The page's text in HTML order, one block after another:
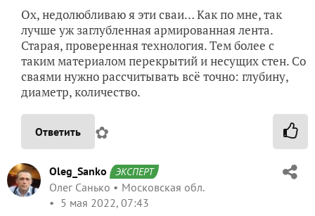
Ох, недолюбливаю я эти сваи… Как по мне, так
лучше уж заглубленная армированная лента.
Старая, проверенная технология. Тем более с
таким материалом перекрытий и несущих стен. Со
сваями нужно рассчитывать всё точно: глубину,
диаметр, количество.
Ответить ✿
Oleg_Sanko ЭКСПЕРТ
Олег Санько
Московская обл.
5 мая 2022, 07:43